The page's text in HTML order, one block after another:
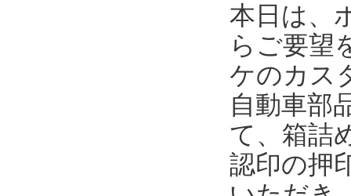
本日は、
らご要望
ケのカス
自動車部
て、箱詰
認印の押